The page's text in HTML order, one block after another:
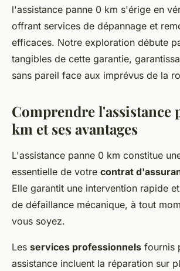
l'assistance panne 0 km s'érige en
offrant services de dépannage et
efficaces. Notre exploration débute
tangibles de cette garantie,
sans pareil face aux imprévus de la
Comprendre l'assistance
km et ses avantages
L'assistance panne 0 km constitue
essentielle de votre contrat
Elle garantit une intervention rapide
de défaillance mécanique, à tout
vous soyez.
Les services professionnels fournis
assistance incluent la réparation sur